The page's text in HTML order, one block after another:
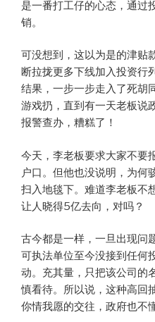
是一番打工仔的心态，通过
销。
可没想到，这以为是的津贴
断拉拢更多下线加入投资行
结果，一步一步走入了死胡
游戏扔，直到有一天老板说
报警查办，糟糕了！
今天，李老板要求大家不要
户口。但他也没说明，为何
扫入地毯下。难道李老板不
让人晓得5亿去向，对吗？
古今都是一样，一旦出现问
可执法单位至今没接到任何
动。充其量，只把该公司的
慎看待。所以说，这种高回
你情我愿的交往，政府也不